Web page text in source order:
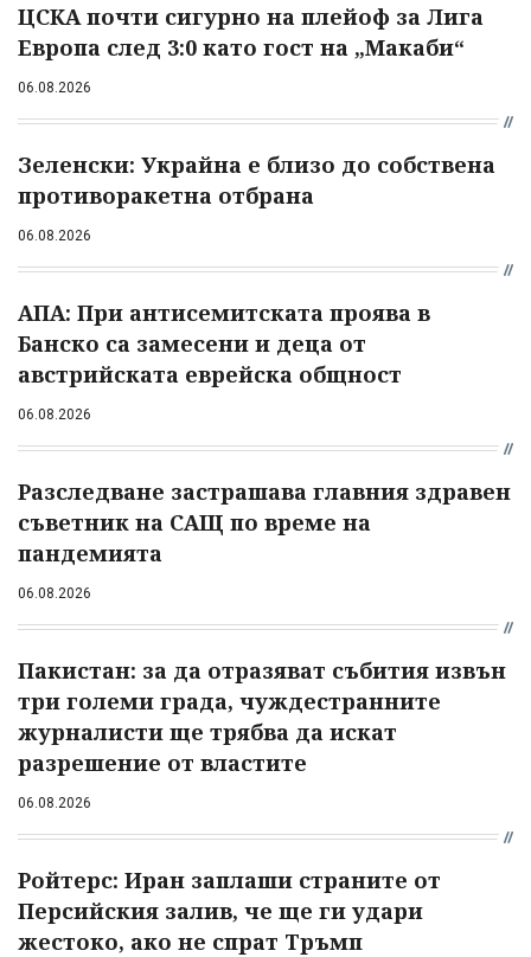
ЦСКА почти сигурно на плейоф за Лига
Европа след 3:0 като гост на „Макаби“
06.08.2026
Зеленски: Украйна е близо до собствена
противоракетна отбрана
06.08.2026
АПА: При антисемитската проява в
Банско са замесени и деца от
австрийската еврейска общност
06.08.2026
Разследване застрашава главния здравен
съветник на САЩ по време на
пандемията
06.08.2026
Пакистан: за да отразяват събития извън
три големи града, чуждестранните
журналисти ще трябва да искат
разрешение от властите
06.08.2026
Ройтерс: Иран заплаши страните от
Персийския залив, че ще ги удари
жестоко, ако не спрат Тръмп